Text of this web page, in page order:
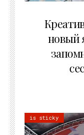
новый
is sticky